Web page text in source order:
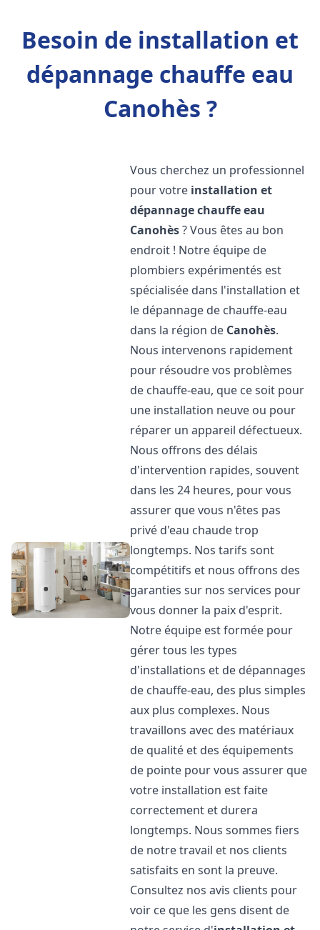
Besoin de installation et
dépannage chauffe eau
Canohès ?
Vous cherchez un professionnel
pour votre installation et
dépannage chauffe eau
Canohès? Vous êtes au bon
endroit ! Notre équipe de
plombiers expérimentés est
spécialisée dans l'installation et
le dépannage de chauffe-eau
dans la région de Canohès.
Nous intervenons rapidement
pour résoudre vos problèmes
de chauffe-eau, que ce soit pour
une installation neuve ou pour
réparer un appareil défectueux.
Nous offrons des délais
d'intervention rapides, souvent
dans les 24 heures, pour vous
assurer que vous n'êtes pas
privé d'eau chaude trop
longtemps. Nos tarifs sont
compétitifs et nous offrons des
garanties sur nos services pour
vous donner la paix d'esprit.
Notre équipe est formée pour
gérer tous les types
d'installations et de dépannages
de chauffe-eau, des plus simples
aux plus complexes. Nous
travaillons avec des matériaux
de qualité et des équipements
de pointe pour vous assurer que
votre installation est faite
correctement et durera
longtemps. Nous sommes fiers
de notre travail et nos clients
satisfaits en sont la preuve.
Consultez nos avis clients pour
voir ce que les gens disent de